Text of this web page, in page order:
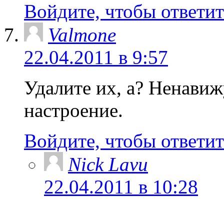
Войдите, чтобы
Valmone
22.04.2011 в 9:57
Удалите их, а?
настроение.
Войдите, чтобы
Nick Lavu
22.04.2011 в 10:28